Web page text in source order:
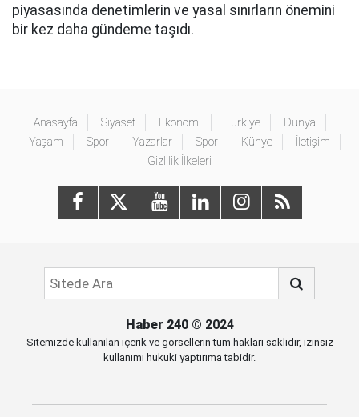
piyasasında denetimlerin ve yasal sınırların önemini
bir kez daha gündeme taşıdı.
Anasayfa Siyaset Ekonomi Türkiye
Dünya
Yaşam
Spor Yazarlar Spor Künye
İletişim
Gizlilik İlkeleri
Haber 240© 2024
Sitemizde kullanılan içerik ve görsellerin tüm hakları saklıdır, izinsiz
kullanımı hukuki yaptırıma tabidir.